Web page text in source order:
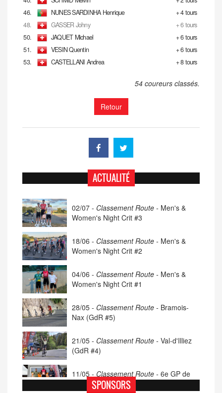
46.
NUNES SARDINHA Henrique
+ 4 tours
48.
GASSER Johny
+ 6 tours
50.
JAQUET Michael
+ 6 tours
51.
VESIN Quentin
+ 6 tours
53.
CASTELLANI Andrea + 8 tours
54 coureurs classés.
Retour
ACTUALITÉ
02/07 - Classement Route - Men's &
Women's Night Crit #3
18/06 - Classement Route - Men's &
Women's Night Crit #2
04/06 - Classement Route - Men's &
Women's Night Crit #1
28/05 - Classement Route - Bramois-
Nax (GdR #5)
21/05 - Classement Route - Val-d'Illiez
(GdR #4)
11/05 - Classement Route - 6e GP de
Porsel (TdC #4)
SPONSORS